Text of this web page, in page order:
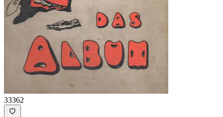
33362